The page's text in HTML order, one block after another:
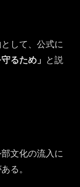
して、公式に
るため」
と説
文化の流入に
る。